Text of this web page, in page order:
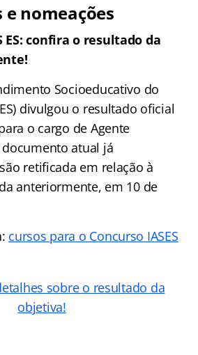
e nomeações
ES: confira o resultado da
Socioeducativo do
divulgou o resultado oficial
o cargo de Agente
atual já
retificada em relação à
anteriormente, em 10 de
cursos para o Concurso IASES
sobre o resultado da
objetiva!